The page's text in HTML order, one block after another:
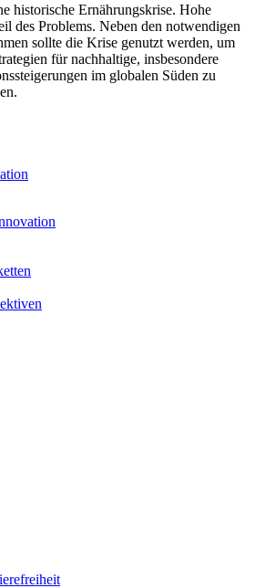
historische Ernährungskrise. Hohe
des Problems. Neben den notwendigen
sollte die Krise genutzt werden, um
für nachhaltige, insbesondere
im globalen Süden zu